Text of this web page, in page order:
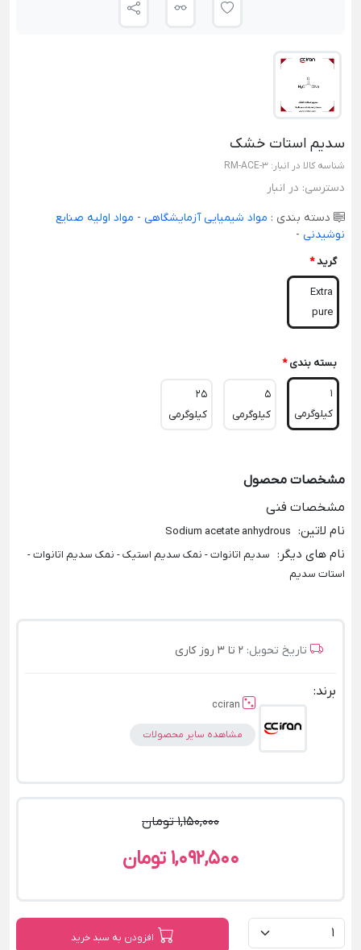
سدیم استات خشک
شناسه کالا در انبار: RM-ACE-3
دسترسی: در انبار
دسته بندی : مواد شیمیایی آزمایشگاهی - مواد اولیه صنایع
نوشیدنی -
گرید*
Extra
pure
بسته بندی *
1
کیلوگرمی
5
کیلوگرمی
25
کیلوگرمی
مشخصات محصول
مشخصات فنی
نام لاتین:
Sodium acetate anhydrous
نام های دیگر : سدیم اتانوات - نمک سدیم استیک - نمک سدیم اتانوات -
استات سدیم
تاریخ تحویل: 2 تا 3 روز کاری
برند:
cciran
مشاهده سایر محصولات
1,150,000 تومان
1,092,500 تومان
افزودن به سبد خرید